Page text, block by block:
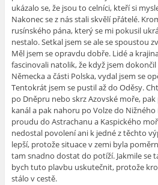
ukázalo se, že jsou to celníci, kteří si
Nakonec se z nás stali skvělí přátelé.
rusínského pána, který se mi pokusil
nestalo. Setkal jsem se ale se spoustou
Měl jsem se opravdu dobře. Lidé a
fascinovali natolik, že když jsem
Německa a části Polska, vydal jsem se
Tentokrát jsem se pustil až do Oděsy.
po Dněpru nebo skrz Azovské moře,
kanál a pak nahoru po Volze do
proudu do Astrachanu a Kaspického
nedostal povolení ani k jedné z těchto
lepší, protože situace v zemi byla
tam snadno dostat do potíží. Jakmile se
bych tuto plavbu uskutečnit, protože
stálo v cestě.